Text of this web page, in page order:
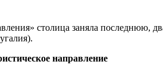
столица заняла последнюю,
направление